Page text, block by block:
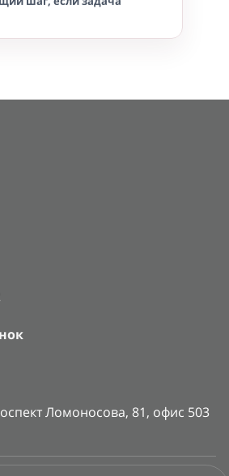
Ломоносова, 81, офис 503